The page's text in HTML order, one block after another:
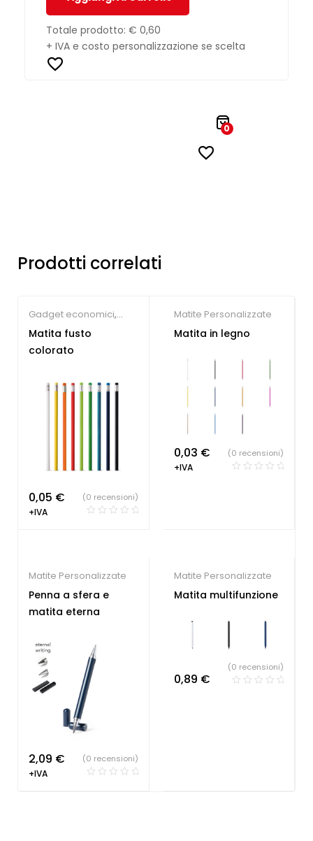
Totale prodotto: € 0,60
+ IVA e costo personalizzazione se scelta
0
Prodotti correlati
Gadget economici,
Matite Personalizzate
Matita fusto
colorato
0,05 €
+IVA
(0 recensioni)
Matite Personalizzate
Matita in legno
0,03 €
+IVA
(0 recensioni)
Matite Personalizzate
Penna a sfera e
matita eterna
2,09 €
+IVA
(0 recensioni)
Matite Personalizzate
Matita multifunzione
0,89 €
(0 recensioni)